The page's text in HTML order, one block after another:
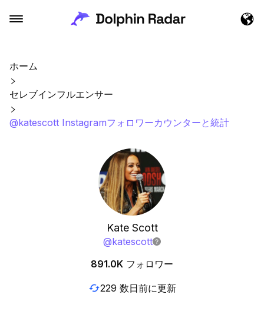
ホーム
セレブインフルエンサー
@katescott Instagramフォロワーカウンターと統計
Kate Scott
@katescott
891.0K フォロワー
229 数日前に更新